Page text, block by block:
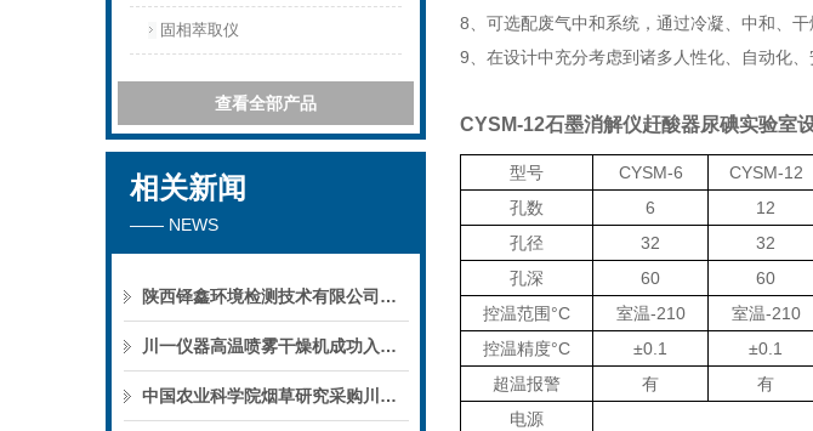
固相萃取仪
查看全部产品
相关新闻
—— NEWS
陕西铎鑫环境检测技术有限公司采购我司全自动液液萃取仪
川一仪器高温喷雾干燥机成功入驻鄱阳职业学院，助力职业教育实训平台升级
中国农业科学院烟草研究采购川一仪器喷雾干燥机
8、 可选配废气中和系统，通过冷凝、中和、
9、 在设计中充分考虑到诸多人性化、自动化
CYSM-12石墨消解仪赶酸器尿碘实验室
型号 CYSM-6 CYSM-12
孔数
6 12
孔径
32 32
孔深
60 60
控温范围°C 室温-210 室温-210
控温精度°C ±0.1 ±0.1
超温报警
有 有
电源